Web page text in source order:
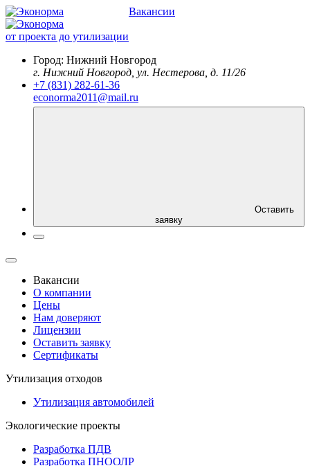
от проекта до утилизации
Вакансии
Город: Нижний Новгород
г. Нижний Новгород, ул. Нестерова, д. 11/26
+7 (831) 282-61-36
econorma2011@mail.ru
заявку
Вакансии
О компании
Цены
Нам доверяют
Лицензии
Оставить заявку
Сертификаты
Утилизация отходов
Утилизация автомобилей
Экологические проекты
Разработка ПДВ
Разработка ПНООЛР